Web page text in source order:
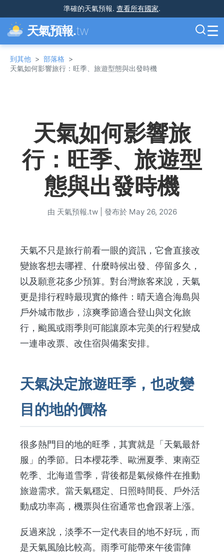
準確的天氣預報. 查看所有國家.
天氣預報.tw ☰
到其他 > 部落格 >
天氣如何影響旅行：旺季、旅遊型態與出發時機
天氣如何影響旅
行：旺季、旅遊型
態與出發時機
由 天氣預報.tw| 發布於 May 26, 2026
天氣不只是旅行前看一眼的資訊，它會直接改
變旅客想去哪裡、什麼時候出發、停留多久，
以及願意花多少預算。對台灣旅客來說，天氣
更是排行程時最現實的條件：晴天適合海島與
戶外城市散步，涼爽季節適合登山與文化旅
行，颱風或雨季則可能讓原本完美的行程變成
一連串改票、改住宿與備案安排。
天氣決定旅遊旺季，也改變
目的地的價格
很多熱門目的地的旺季，其實就是「天氣最舒
服」的季節。日本櫻花季、歐洲夏季、東南亞
乾季、北海道雪季，背後都是氣候條件在推動
旅遊需求。當天氣穩定、日照時間長、戶外活
動成功率高，機票與住宿通常也會跟著上漲。
反過來說，淡季不一定代表目的地不好玩，而
是天氣風險比較高。雨季可能帶來午後雷陣